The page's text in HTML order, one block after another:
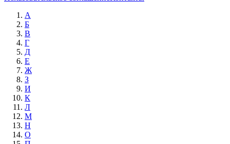
А
Б
В
Г
Д
Е
Ж
З
И
К
Л
М
Н
О